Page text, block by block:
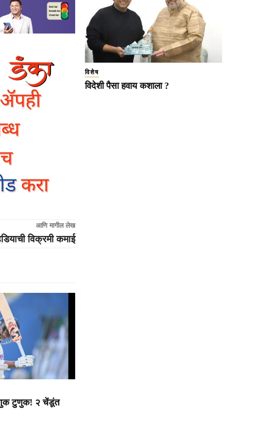
आणि मागील लेख
विक्रमी कमाई
टुणुक! २ चेंडूंत
विशेष
विदेशी पैसा हवाय कशाला ?